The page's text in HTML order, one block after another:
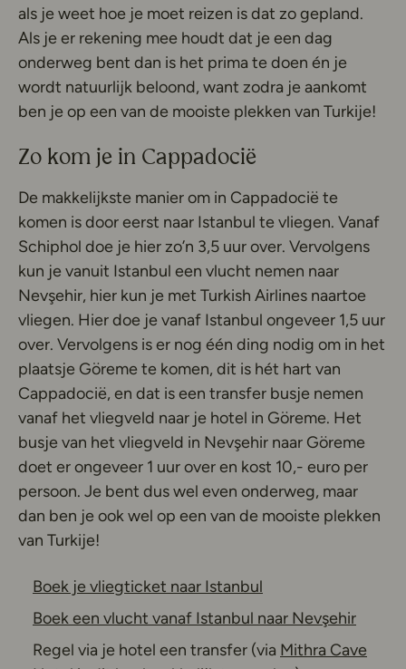
als je weet hoe je moet reizen is dat zo gepland.
Als je er rekening mee houdt dat je een dag
onderweg bent dan is het prima te doen én je
wordt natuurlijk beloond, want zodra je aankomt
ben je op een van de mooiste plekken van Turkije!
Zo kom je in Cappadocië
De makkelijkste manier om in Cappadocië te
komen is door eerst naar Istanbul te vliegen. Vanaf
Schiphol doe je hier zo’n 3,5 uur over. Vervolgens
kun je vanuit Istanbul een vlucht nemen naar
Nevşehir, hier kun je met Turkish Airlines naartoe
vliegen. Hier doe je vanaf Istanbul ongeveer 1,5 uur
over. Vervolgens is er nog één ding nodig om in het
plaatsje Göreme te komen, dit is hét hart van
Cappadocië, en dat is een transfer busje nemen
vanaf het vliegveld naar je hotel in Göreme. Het
busje van het vliegveld in Nevşehir naar Göreme
doet er ongeveer 1 uur over en kost 10,- euro per
persoon. Je bent dus wel even onderweg, maar
dan ben je ook wel op een van de mooiste plekken
van Turkije!
Boek je vliegticket naar Istanbul
Boek een vlucht vanaf Istanbul naar NevşehirDeze
Regel via je hotel een transfer (via Mithra Cave